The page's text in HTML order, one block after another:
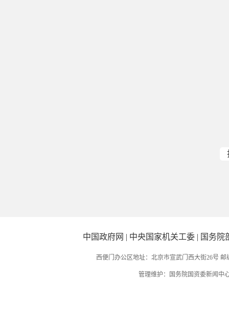
中国政府网 | 中央国家机关工委 | 国务院
西便门办公区地址：北京市宣武门西大街26号
管理维护：国务院国资委新闻中